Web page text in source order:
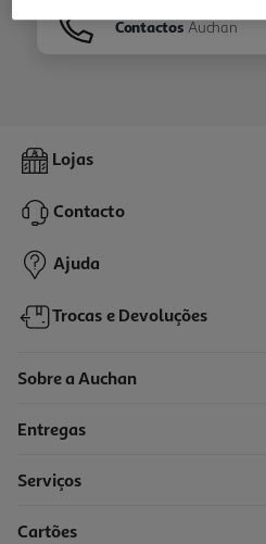
Contactos Auchan
Lojas
Contacto
Ajuda
Trocas e Devoluções
Sobre a Auchan
Entregas
Serviços
Cartões